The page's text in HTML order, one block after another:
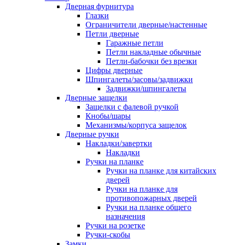
Дверная фурнитура
Глазки
Ограничители дверные/настенные
Петли дверные
Гаражные петли
Петли накладные обычные
Петли-бабочки без врезки
Цифры дверные
Шпингалеты/засовы/задвижки
Задвижки/шпингалеты
Дверные защелки
Защелки с фалевой ручкой
Кнобы/шары
Механизмы/корпуса защелок
Дверные ручки
Накладки/завертки
Накладки
Ручки на планке
Ручки на планке для китайских
дверей
Ручки на планке для
противопожарных дверей
Ручки на планке общего
назначения
Ручки на розетке
Ручки-скобы